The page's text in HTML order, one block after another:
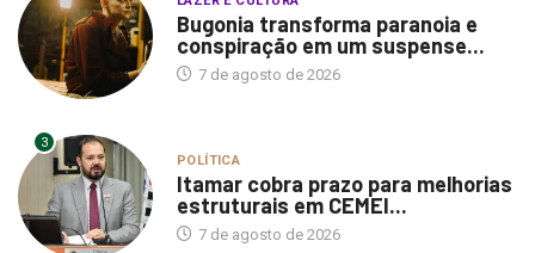
Bugonia transforma paranoia e
conspiração em um suspense...
7 de agosto de 2026
3
POLÍTICA
Itamar cobra prazo para melhorias
estruturais em CEMEI...
7 de agosto de 2026